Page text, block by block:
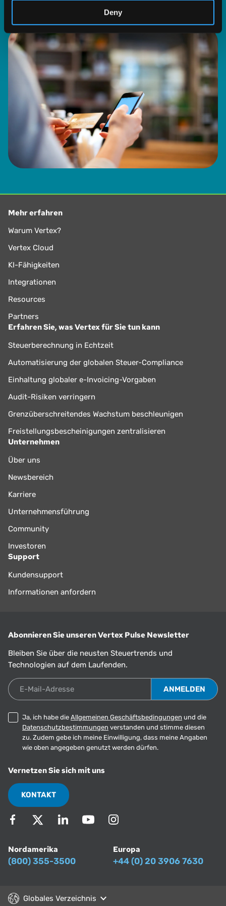
Deny
Mehr erfahren
Warum Vertex?
Vertex Cloud
KI-Fähigkeiten
Integrationen
Resources
Partners
Erfahren Sie, was Vertex für Sie tun kann
Steuerberechnung in Echtzeit
Automatisierung der globalen Steuer-Compliance
Einhaltung globaler e-Invoicing-Vorgaben
Audit-Risiken verringern
Grenzüberschreitendes Wachstum beschleunigen
Freistellungsbescheinigungen zentralisieren
Unternehmen
Über uns
Newsbereich
Karriere
Unternehmensführung
Community
Investoren
Support
Kundensupport
Informationen anfordern
Abonnieren Sie unseren Vertex Pulse Newsletter
Bleiben Sie über die neusten Steuertrends und
Technologien auf dem Laufenden.
E-Mail-Adresse
Ja, ich habe die Allgemeinen Geschäftsbedingungen und die
Datenschutzbestimmungen verstanden und stimme diesen
zu. Zudem gebe ich meine Einwilligung, dass meine Angaben
wie oben angegeben genutzt werden dürfen.
Vernetzen Sie sich mit uns
KONTAKT
Nordamerika
(800) 355-3500
Europa
+44 (0) 20 3906 7630
Globales Verzeichnis